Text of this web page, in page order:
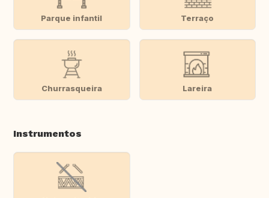
Parque infantil Terraço
Churrasqueira Lareira
Instrumentos